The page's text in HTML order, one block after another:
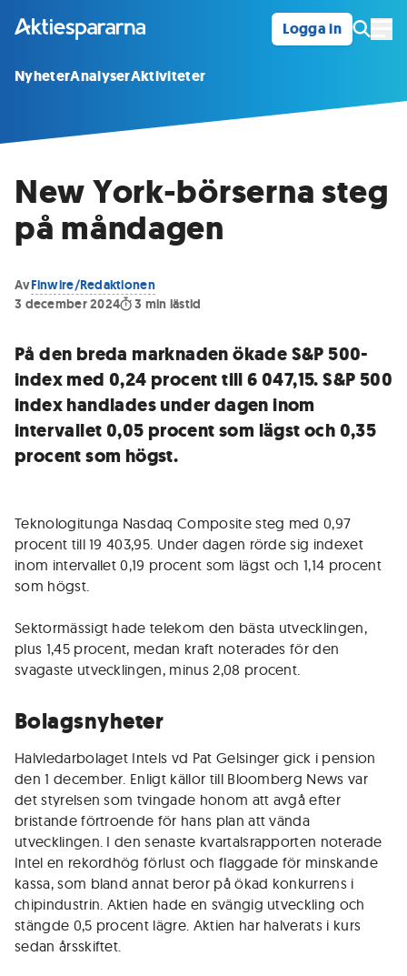
Logga in
NyheterAnalyserAktiviteter
New York-börserna steg
på måndagen
AvFinwire/Redaktionen
3 december 2024
3 min lästid
På den breda marknaden ökade S&P 500-
index med 0,24 procent till 6 047,15. S&P 500
index handlades under dagen inom
intervallet 0,05 procent som lägst och 0,35
procent som högst.
Teknologitunga Nasdaq Composite steg med 0,97
procent till 19 403,95. Under dagen rörde sig indexet
inom intervallet 0,19 procent som lägst och 1,14 procent
som högst.
Sektormässigt hade telekom den bästa utvecklingen,
plus 1,45 procent, medan kraft noterades för den
svagaste utvecklingen, minus 2,08 procent.
Bolagsnyheter
Halvledarbolaget Intels vd Pat Gelsinger gick i pension
den 1 december. Enligt källor till Bloomberg News var
det styrelsen som tvingade honom att avgå efter
bristande förtroende för hans plan att vända
utvecklingen. I den senaste kvartalsrapporten noterade
Intel en rekordhög förlust och flaggade för minskande
kassa, som bland annat beror på ökad konkurrens i
chipindustrin. Aktien hade en svängig utveckling och
stängde 0,5 procent lägre. Aktien har halverats i kurs
sedan årsskiftet.